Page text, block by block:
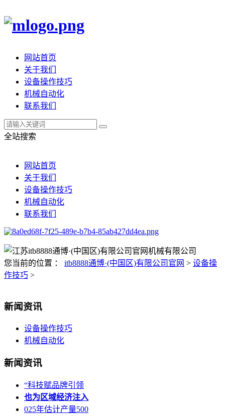
网站首页
关于我们
设备操作技巧
机械自动化
联系我们
全站搜索
网站首页
关于我们
设备操作技巧
机械自动化
联系我们
您当前的位置 ： itb8888通博·(中国区)有限公司官网 > 设备操
作技巧 >
新闻资讯
设备操作技巧
机械自动化
新闻资讯
“科技赋品牌引领
也为区域经济注入
025年估计产量500